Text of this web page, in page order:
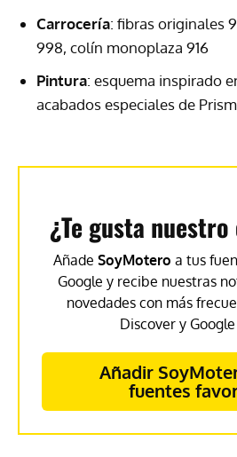
Carrocería: fibras originales
998, colín monoplaza 916
Pintura: esquema inspirado
acabados especiales de
¿Te gusta
Añade SoyMotero a tus
Google y recibe nuestras
novedades con más
Discover y
Añadir
fuentes